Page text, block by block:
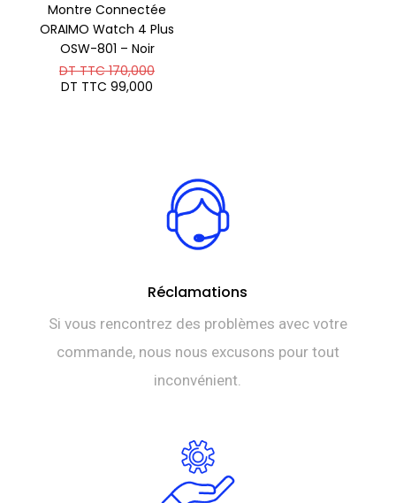
Montre Connectée
ORAIMO Watch 4 Plus
OSW-801 – Noir
DT TTC170,000Le
DT TTC 99,000
Réclamations
Si vous rencontrez des problèmes avec votre
commande, nous nous excusons pour tout
inconvénient.